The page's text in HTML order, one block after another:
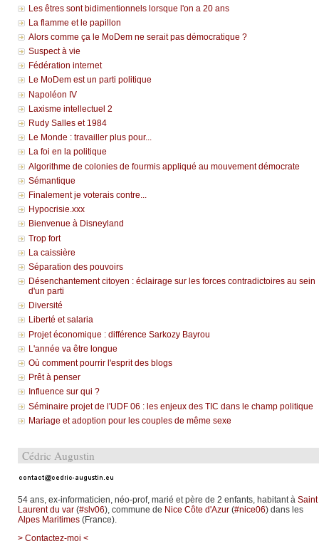
Les êtres sont bidimentionnels lorsque l'on a 20 ans
La flamme et le papillon
Alors comme ça le MoDem ne serait pas démocratique ?
Suspect à vie
Fédération internet
Le MoDem est un parti politique
Napoléon IV
Laxisme intellectuel 2
Rudy Salles et 1984
Le Monde : travailler plus pour...
La foi en la politique
Algorithme de colonies de fourmis appliqué au mouvement démocrate
Sémantique
Finalement je voterais contre...
Hypocrisie.xxx
Bienvenue à Disneyland
Trop fort
La caissière
Séparation des pouvoirs
Désenchantement citoyen : éclairage sur les forces contradictoires au sein
d'un parti
Diversité
Liberté et salaria
Projet économique : différence Sarkozy Bayrou
L'année va être longue
Où comment pourrir l'esprit des blogs
Prêt à penser
Influence sur qui ?
Séminaire projet de l'UDF 06 : les enjeux des TIC dans le champ politique
Mariage et adoption pour les couples de même sexe
Cédric Augustin
54 ans, ex-informaticien, néo-prof, marié et père de 2 enfants, habitant à Saint
Laurent du var(#slv06), commune de Nice Côte d'Azur(#nice06) dans les
Alpes Maritimes(France).
> Contactez-moi <